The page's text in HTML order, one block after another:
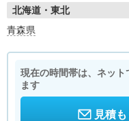
北海道・東北
青森県
現在の時間帯は、ネット
ます
見積